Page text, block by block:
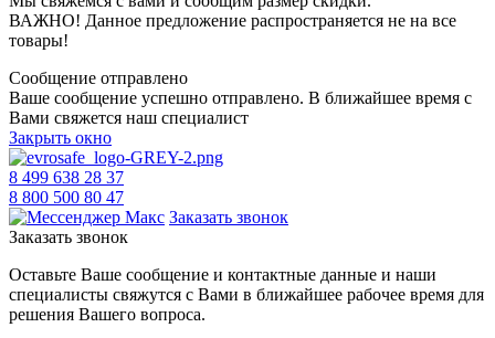
ВАЖНО! Данное предложение распространяется не на все
товары!
Сообщение отправлено
Ваше сообщение успешно отправлено. В ближайшее время с
Вами свяжется наш специалист
Закрыть окно
8 499 638 28 37
8 800 500 80 47
Заказать звонок
Заказать звонок
Оставьте Ваше сообщение и контактные данные и наши
специалисты свяжутся с Вами в ближайшее рабочее время для
решения Вашего вопроса.